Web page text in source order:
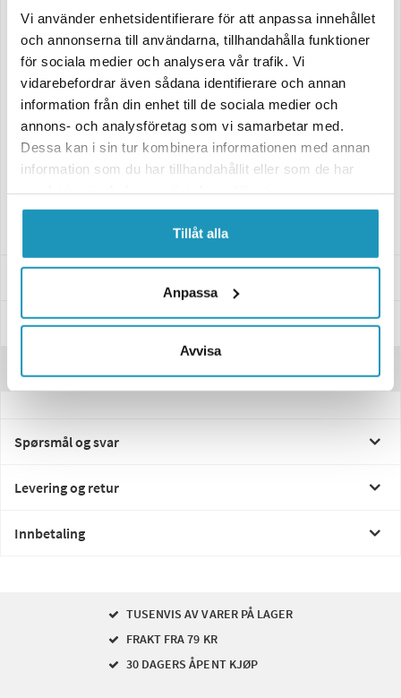
Vi använder enhetsidentifierare för att anpassa innehållet
och annonserna till användarna, tillhandahålla funktioner
för sociala medier och analysera vår trafik. Vi
vidarebefordrar även sådana identifierare och annan
information från din enhet till de sociala medier och
annons- och analysföretag som vi samarbetar med.
Dessa kan i sin tur kombinera informationen med annan
information som du har tillhandahållit eller som de har
Tillåt alla
Anpassa
Avvisa
For 29-34 Tommers Dekk
Stage 3-kitet er det beste valget du kan gjøre for din ATV. Den
oppgraderte heliksen, som er inkludert i våre Stage 3-kit, er den
viktigste delen for å kontrollere CVT oppgir og nedgir. Med riktig Stage
3-kit for ditt bruksområde får du best ytelse og beste kjøreopplevelse.
Stage 3 "MUD" kit for dekk 29"-34"
Enklere wheelies og raskere akselerasjon!
Spesifikasjoner
Anmeldelser
Spørsmål og svar
Levering og retur
Innbetaling
TUSENVIS AV VARER PÅ LAGER
FRAKT FRA 79 KR
30 DAGERS ÅPENT KJØP